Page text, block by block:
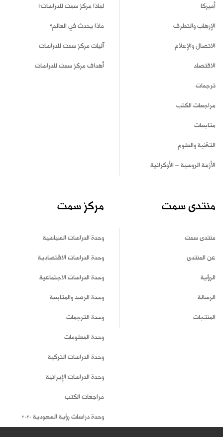
أميركا
الإرهاب والتطرف
الاتصال والإعلام
الاقتصاد
ترجمات
مراجعات الكتب
متابعات
التقنية والعلوم
الأزمة الروسية – الأوكرانية
لماذا مركز سمت للدراسات؟
ماذا يحدث في العالم؟
آليات مركز سمت للدراسات
أهداف مركز سمت للدراسات
منتدى سمت
منتدى سمت
عن المنتدى
الرؤية
الرسالة
المنتجات
مركز سمت
وحدة الدراسات السياسية
وحدة الدراسات الاقتصادية
وحدة الدراسات الاجتماعية
وحدة الرصد والمتابعة
وحدة الترجمات
وحدة المعلومات
وحدة الدراسات التركية
وحدة الدراسات الإيرانية
مراجعات الكتب
وحدة دراسات رؤية السعودية 2030